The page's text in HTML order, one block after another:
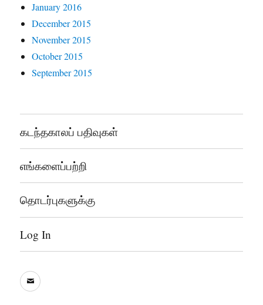
January 2016
December 2015
November 2015
October 2015
September 2015
கடந்தகாலப் பதிவுகள்
எங்களைப்பற்றி
தொடர்புகளுக்கு
Log In
sooddram@gmail.com